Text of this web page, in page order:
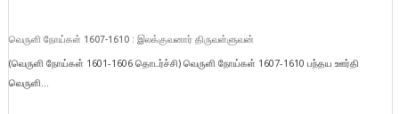
வெருளி நோய்கள் 1607-1610 : இலக்குவனார் திருவள்ளுவன்
(வெருளி நோய்கள் 1601-1606 தொடர்ச்சி) வெருளி நோய்கள் 1607-1610 பந்தய ஊர்தி
வெருளி...